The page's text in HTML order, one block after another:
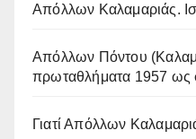
Απόλλων Καλαμαριάς.
Απόλλων Πόντου
πρωταθλήματα 1957 ως
Γιατί Απόλλων